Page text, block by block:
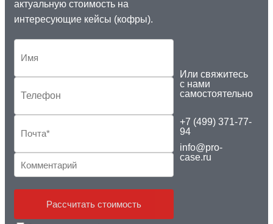
актуальную стоимость на
интересующие кейсы (кофры).
Рассчитать стоимость
Или свяжитесь
с нами
самостоятельно
+7 (499) 371-77-
94
info@pro-
case.ru